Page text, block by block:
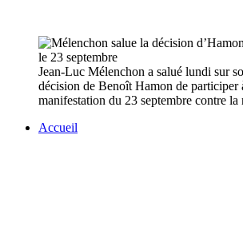
Jean-Luc Mélenchon a salué lundi sur
décision de Benoît Hamon de participer
manifestation du 23 septembre contre la
Accueil